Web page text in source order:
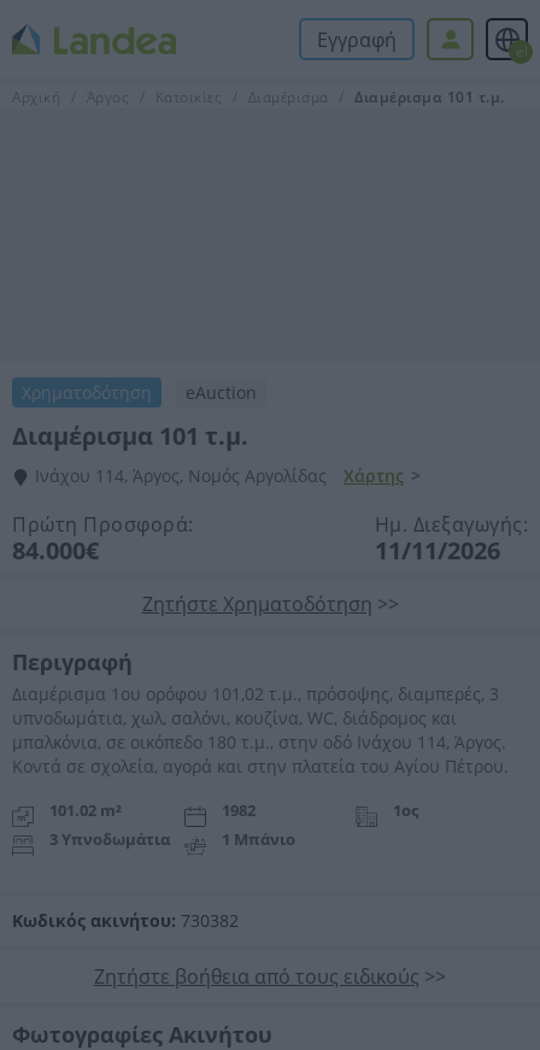
Εγγραφή el
Αρχική Άργος Κατοικίες Διαμέρισμα Διαμέρισμα 101 τ.μ.
Χρηματοδότηση eAuction
Διαμέρισμα 101 τ.μ.
Ινάχου 114, Άργος, Νομός Αργολίδας Χάρτης >
Πρώτη Προσφορά:
84.000€
Ημ. Διεξαγωγής:
11/11/2026
Ζητήστε Χρηματοδότηση >>
Περιγραφή
Διαμέρισμα 1ου ορόφου 101,02 τ.μ., πρόσοψης, διαμπερές, 3
υπνοδωμάτια, χωλ, σαλόνι, κουζίνα, WC, διάδρομος και
μπαλκόνια, σε οικόπεδο 180 τ.μ., στην οδό Ινάχου 114, Άργος.
Κοντά σε σχολεία, αγορά και στην πλατεία του Αγίου Πέτρου.
101.02 m² 1982
1ος
3 Υπνοδωμάτια
1 Μπάνιο
Κωδικός ακινήτου: 730382
Ζητήστε βοήθεια από τους ειδικούς >>
Φωτογραφίες Ακινήτου